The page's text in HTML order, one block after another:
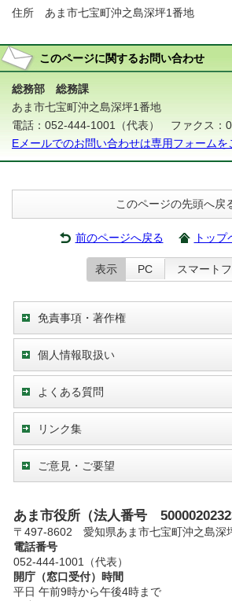
住所 あま市七宝町沖之島深坪1番地
このページに関するお問い合わせ
総務部 総務課
あま市七宝町沖之島深坪1番地
電話：052-444-1001（代表） ファクス：
Eメールでのお問い合わせは専用フォームを
このページの先頭へ戻
前のページへ戻る トッ
表示 PC スマート
免責事項・著作権
個人情報取扱い
よくある質問
リンク集
ご意見・ご要望
あま市役所（法人番号
〒497-8602 愛知県あま市七宝町沖之島深
電話番号
052-444-1001（代表）
開庁（窓口受付）時間
平日 午前9時から午後4時まで